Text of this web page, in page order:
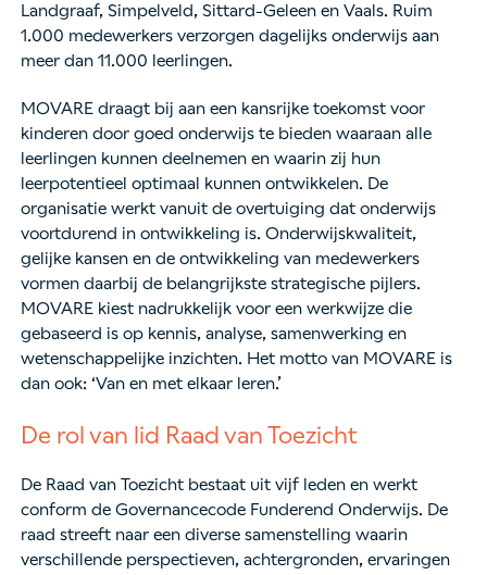
Landgraaf, Simpelveld, Sittard-Geleen en Vaals. Ruim
1.000 medewerkers verzorgen dagelijks onderwijs aan
meer dan 11.000 leerlingen.
MOVARE draagt bij aan een kansrijke toekomst voor
kinderen door goed onderwijs te bieden waaraan alle
leerlingen kunnen deelnemen en waarin zij hun
leerpotentieel optimaal kunnen ontwikkelen. De
organisatie werkt vanuit de overtuiging dat onderwijs
voortdurend in ontwikkeling is. Onderwijskwaliteit,
gelijke kansen en de ontwikkeling van medewerkers
vormen daarbij de belangrijkste strategische pijlers.
MOVARE kiest nadrukkelijk voor een werkwijze die
gebaseerd is op kennis, analyse, samenwerking en
wetenschappelijke inzichten. Het motto van MOVARE is
dan ook: ‘Van en met elkaar leren.’
De rol van lid Raad van Toezicht
De Raad van Toezicht bestaat uit vijf leden en werkt
conform de Governancecode Funderend Onderwijs. De
raad streeft naar een diverse samenstelling waarin
verschillende perspectieven, achtergronden, ervaringen